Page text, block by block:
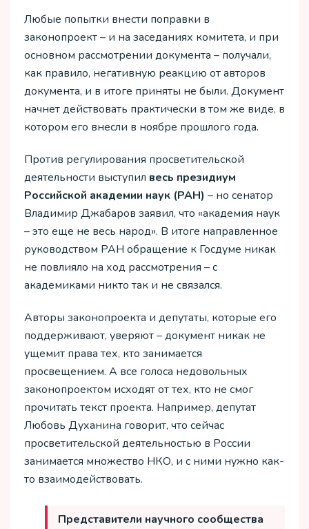
Любые попытки внести поправки в
законопроект – и на заседаниях комитета, и при
основном рассмотрении документа – получали,
как правило, негативную реакцию от авторов
документа, и в итоге приняты не были. Документ
начнет действовать практически в том же виде, в
котором его внесли в ноябре прошлого года.
Против регулирования просветительской
деятельности выступил весь президиум
Российской академии наук (РАН) – но сенатор
Владимир Джабаров заявил, что «академия наук
– это еще не весь народ». В итоге направленное
руководством РАН обращение к Госдуме никак
не повлияло на ход рассмотрения – с
академиками никто так и не связался.
Авторы законопроекта и депутаты, которые его
поддерживают, уверяют – документ никак не
ущемит права тех, кто занимается
просвещением. А все голоса недовольных
законопроектом исходят от тех, кто не смог
прочитать текст проекта. Например, депутат
Любовь Духанина говорит, что сейчас
просветительской деятельностью в России
занимается множество НКО, и с ними нужно как-
то взаимодействовать.
Представители научного сообщества